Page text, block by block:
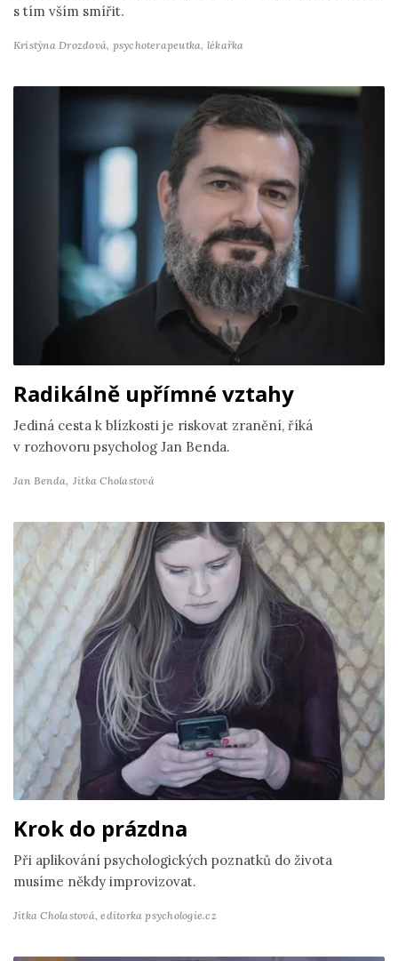
s tím vším smířit.
Kristýna Drozdová, psychoterapeutka, lékařka
Radikálně upřímné vztahy
Jediná cesta k blízkosti je riskovat zranění, říká
v rozhovoru psycholog Jan Benda.
Jan Benda, Jitka Cholastová
Krok do prázdna
Při aplikování psychologických poznatků do života
musíme někdy improvizovat.
Jitka Cholastová,editorka psychologie.cz